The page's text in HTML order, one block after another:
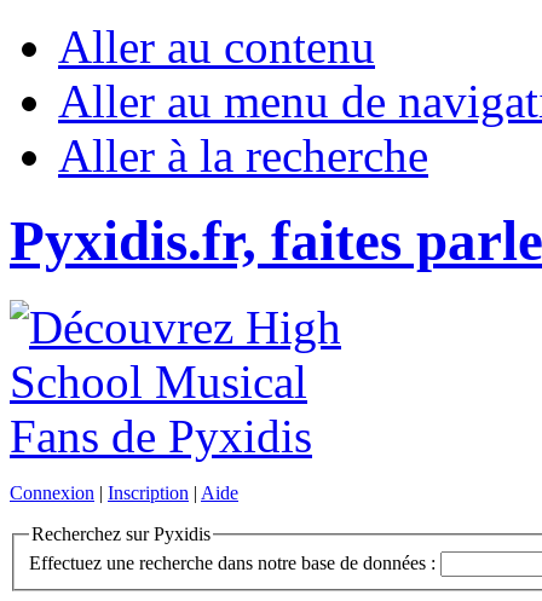
Aller au contenu
Aller au menu de
Aller à la recherche
Pyxidis.fr, faites
Connexion | Inscription | Aide
Recherchez sur Pyxidis
Effectuez une recherche dans notre base de données :